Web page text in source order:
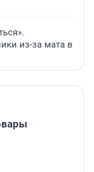
из-за мата в